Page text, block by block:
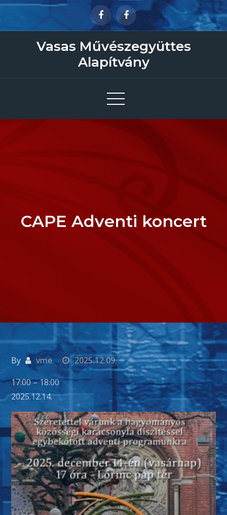
Skip
Vasas Művészegyüttes
Alapítvány
CAPE Adventi koncert
By vme
2025.12.09.
CAPE
Adventi
koncert
17:00–18:00
2025.12.14.